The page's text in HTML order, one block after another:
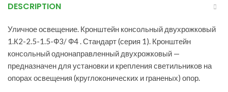
DESCRIPTION
Уличное освещение. Кронштейн консольный двухрожковый
1.К2-2.5-1.5-Ф3/ Ф4 . Стандарт (серия 1). Кронштейн
консольный однонаправленный двухрожковый —
предназначен для установки и крепления светильников на
опорах освещения (круглоконических и граненых) опор.